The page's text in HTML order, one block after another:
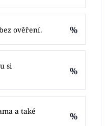
ověření. %
si
%
a také
%